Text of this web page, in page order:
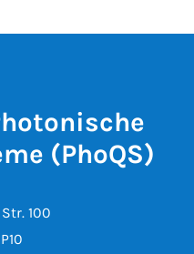
(PhoQS)
100